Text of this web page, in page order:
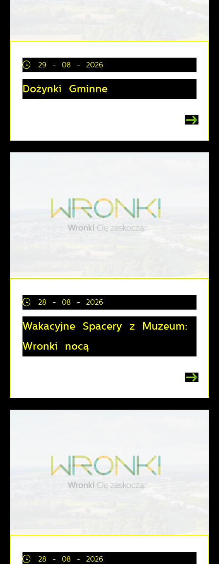
29 - 08 - 2026
Dożynki Gminne
28 - 08 - 2026
Wakacyjne Spacery z Muzeum:
Wronki nocą
28 - 08 - 2026